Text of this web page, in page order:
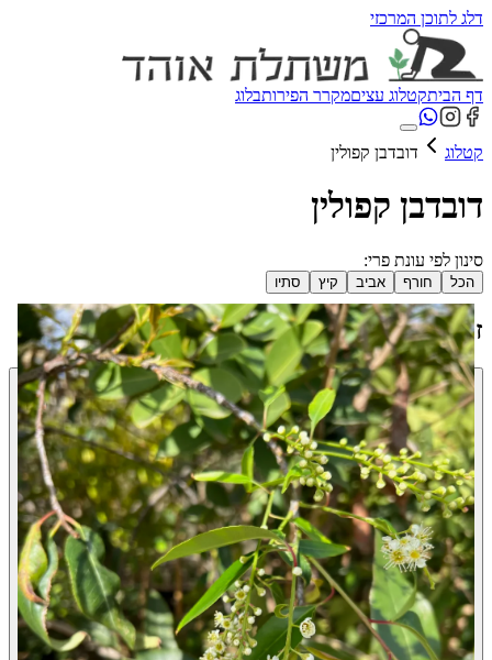
דלג לתוכן המרכזי
דף הביתקטלוג עציםמקרר הפירותבלוג
קטלוג דובדבן קפולין
דובדבן קפולין
סינון לפי עונת פרי:
הכל חורף אביב קיץ סתיו
זני העץ